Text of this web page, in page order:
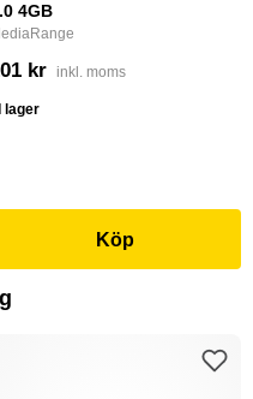
4GB
kr inkl. moms
I lager
Köp